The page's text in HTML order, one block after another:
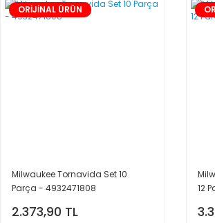
ORİJİNAL ÜRÜN
Milwaukee Tornavida Set 10
Parça - 4932471808
2.373,90 TL
12